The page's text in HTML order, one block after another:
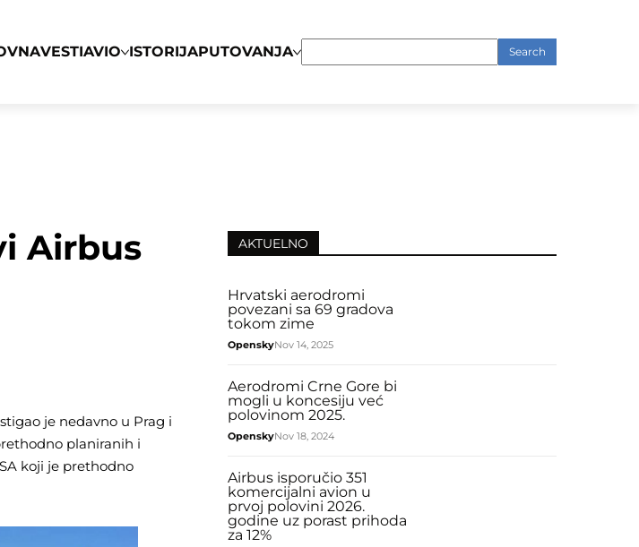
VESTIAVIO ISTORIJAPUTOVANJA
Airbus
je nedavno u Prag i
planiranih i
koji je prethodno
AKTUELNO
Hrvatski aerodromi
povezani sa 69 gradova
tokom zime
OpenskyNov 14, 2025
Aerodromi Crne Gore bi
mogli u koncesiju već
polovinom 2025.
OpenskyNov 18, 2024
Airbus isporučio 351
komercijalni avion u
prvoj polovini 2026.
godine uz porast prihoda
za 12%